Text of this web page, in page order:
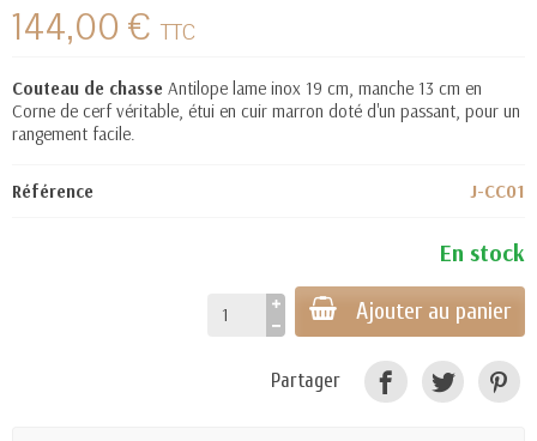
144,00 € TTC
Couteau de chasse Antilope lame inox 19 cm, manche 13 cm en
Corne de cerfvéritable, étui en cuir marron doté d'un passant, pour un
rangement facile.
Référence J-CC01
En stock
Ajouter au panier
Partager